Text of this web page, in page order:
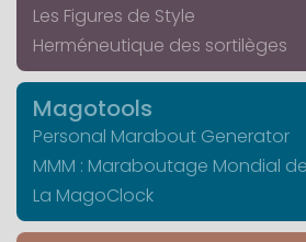
Les Figures de Style
Herméneutique des sortilèges
Magotools
Personal Marabout Generator
MMM : Maraboutage Mondial
La MagoClock